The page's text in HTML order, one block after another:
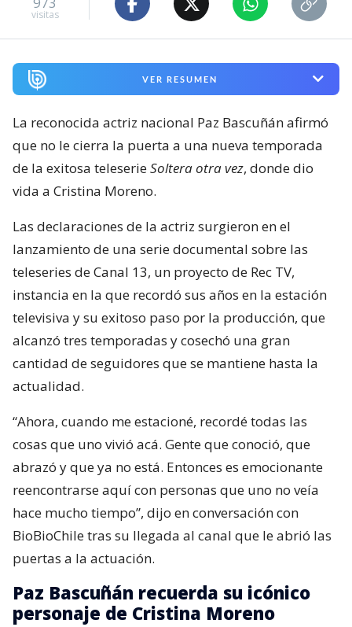
visitas
VER RESUMEN
La reconocida actriz nacional Paz Bascuñán afirmó
que no le cierra la puerta a una nueva temporada
de la exitosa teleserieSoltera otra vez, donde dio
vida a Cristina Moreno.
Las declaraciones de la actriz surgieron en el
lanzamiento de una serie documental sobre las
teleseries de Canal 13, un proyecto de Rec TV,
instancia en la que recordó sus años en la estación
televisiva y su exitoso paso por la producción, que
alcanzó tres temporadas y cosechó una gran
cantidad de seguidores que se mantiene hasta la
actualidad.
“Ahora, cuando me estacioné, recordé todas las
cosas que uno vivió acá. Gente que conoció, que
abrazó y que ya no está. Entonces es emocionante
reencontrarse aquí con personas que uno no veía
hace mucho tiempo”, dijo en conversación con
BioBioChile tras su llegada al canal que le abrió las
puertas a la actuación.
Paz Bascuñán recuerda su icónico
personaje de Cristina Moreno